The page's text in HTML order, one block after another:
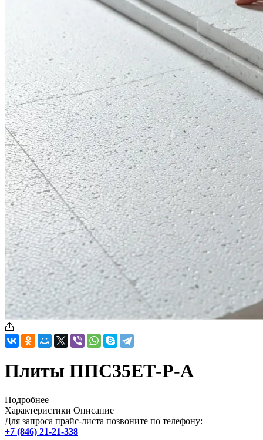
Плиты ППС35ЕТ-Р-А
Подробнее
Характеристики Описание
Для запроса прайс-листа позвоните по телефону:
+7 (846) 21-21-338